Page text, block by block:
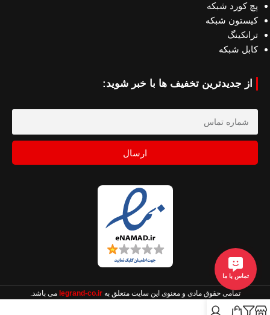
پچ کورد شبکه
کیستون شبکه
ترانکینگ
کابل شبکه
از جدیدترین تخفیف ها با خبر شوید:
ارسال
تمامی حقوق مادی و معنوی این سایت متعلق بهlegrand-co.ir می باشد.
تماس با ما